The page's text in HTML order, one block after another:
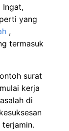
Ingat,
yang
,
termasuk
surat
kerja
di
terjamin.